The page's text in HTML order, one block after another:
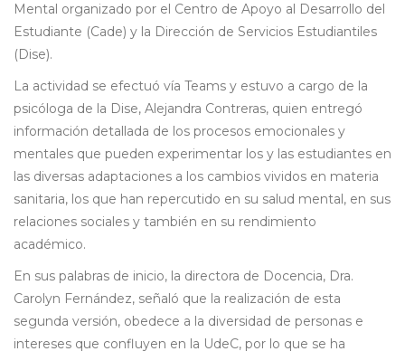
Mental organizado por el Centro de Apoyo al Desarrollo del
Estudiante (Cade) y la Dirección de Servicios Estudiantiles
(Dise).
La actividad se efectuó vía Teams y estuvo a cargo de la
psicóloga de la Dise, Alejandra Contreras, quien entregó
información detallada de los procesos emocionales y
mentales que pueden experimentar los y las estudiantes en
las diversas adaptaciones a los cambios vividos en materia
sanitaria, los que han repercutido en su salud mental, en sus
relaciones sociales y también en su rendimiento
académico.
En sus palabras de inicio, la directora de Docencia, Dra.
Carolyn Fernández, señaló que la realización de esta
segunda versión, obedece a la diversidad de personas e
intereses que confluyen en la UdeC, por lo que se ha